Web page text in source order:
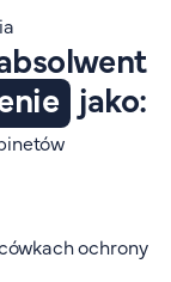
jako:
ochrony